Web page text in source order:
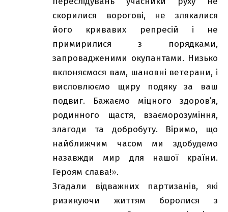
скорилися ворогові, не злякалися
його кривавих репресій і не
примирилися з порядками,
запровадженими окупантами. Низько
вклоняємося вам, шановні ветерани, і
висловлюємо щиру подяку за ваш
подвиг. Бажаємо міцного здоров’я,
родинного щастя, взаєморозуміння,
злагоди та добробуту. Віримо, що
найближчим часом ми здобудемо
назавжди мир для нашої країни.
Героям слава!».
Згадали відважних партизанів, які
ризикуючи життям боролися з